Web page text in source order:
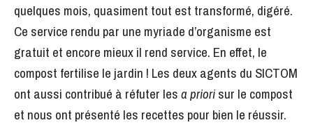
quelques mois, quasiment tout est transformé, digéré.
Ce service rendu par une myriade d’organisme est
gratuit et encore mieux il rend service. En effet, le
compost fertilise le jardin ! Les deux agents du SICTOM
ont aussi contribué à réfuter lesa priorisur le compost
et nous ont présenté les recettes pour bien le réussir.